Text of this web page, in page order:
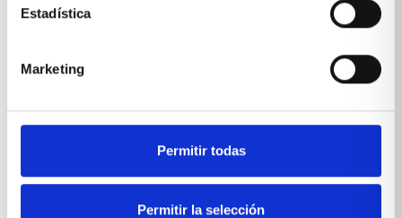
Estadística
Marketing
Permitir todas
Permitir la selección
Mueble de salón a medida